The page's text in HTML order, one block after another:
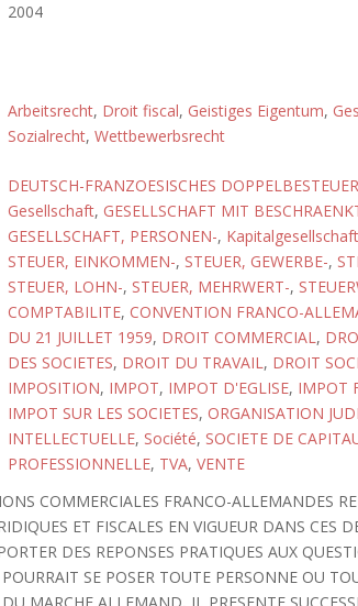
2004
Arbeitsrecht, Droit fiscal, Geistiges Eigentum,
Sozialrecht, Wettbewerbsrecht
DEUTSCH-FRANZOESISCHES
Gesellschaft, GESELLSCHAFT MIT
GESELLSCHAFT, PERSONEN-,
STEUER, EINKOMMEN-, STEUER, GEWERBE-,
STEUER, LOHN-, STEUER, MEHRWERT-,
COMPTABILITE, CONVENTION FRANCO-
DU 21 JUILLET 1959, DROIT COMMERCIAL,
DES SOCIETES, DROIT DU TRAVAIL, DROIT
IMPOSITION, IMPOT, IMPOT D'EGLISE, IMPOT
IMPOT SUR LES SOCIETES, ORGANISATION
INTELLECTUELLE, Société, SOCIETE DE
PROFESSIONNELLE, TVA, VENTE
COMMERCIALES FRANCO-ALLEMANDES
ET FISCALES EN VIGUEUR DANS CES
DES REPONSES PRATIQUES AUX
SE POSER TOUTE PERSONNE OU